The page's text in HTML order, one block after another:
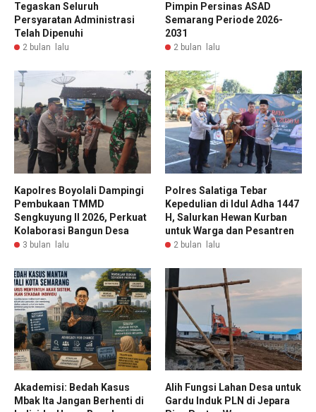
Tegaskan Seluruh
Persyaratan Administrasi
Telah Dipenuhi
2 bulan lalu
Pimpin Persinas ASAD
Semarang Periode 2026-
2031
2 bulan lalu
Kapolres Boyolali Dampingi
Pembukaan TMMD
Sengkuyung II 2026, Perkuat
Kolaborasi Bangun Desa
3 bulan lalu
Polres Salatiga Tebar
Kepedulian di Idul Adha 1447
H, Salurkan Hewan Kurban
untuk Warga dan Pesantren
2 bulan lalu
Akademisi: Bedah Kasus
Mbak Ita Jangan Berhenti di
Alih Fungsi Lahan Desa untuk
Gardu Induk PLN di Jepara